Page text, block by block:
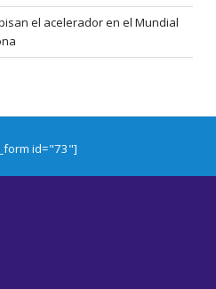
el acelerador en el Mundial
id="73"]